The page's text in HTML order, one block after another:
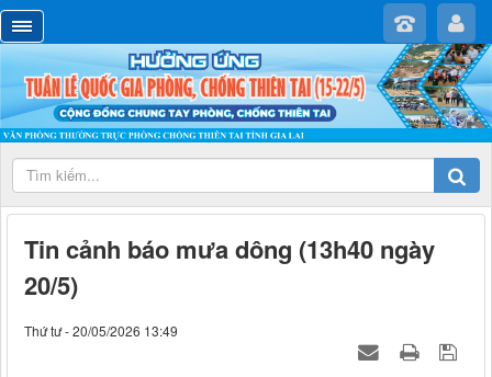
Tin cảnh báo mưa dông (13h40 ngày
20/5)
Thứ tư - 20/05/2026 13:49